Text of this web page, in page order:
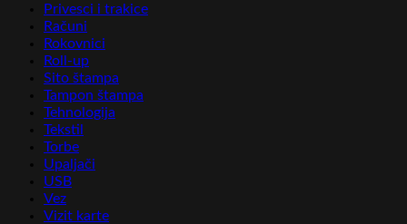
Privesci i trakice
Računi
Rokovnici
Roll-up
Sito štampa
Tampon štampa
Tehnologija
Tekstil
Torbe
Upaljači
USB
Vez
Vizit karte